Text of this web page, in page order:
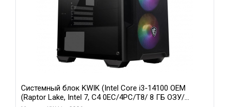
Системный блок KWIK (Intel Core i3-14100 OEM
(Raptor Lake, Intel 7, C4 0EC/4PC/T8/ 8 ГБ ОЗУ/